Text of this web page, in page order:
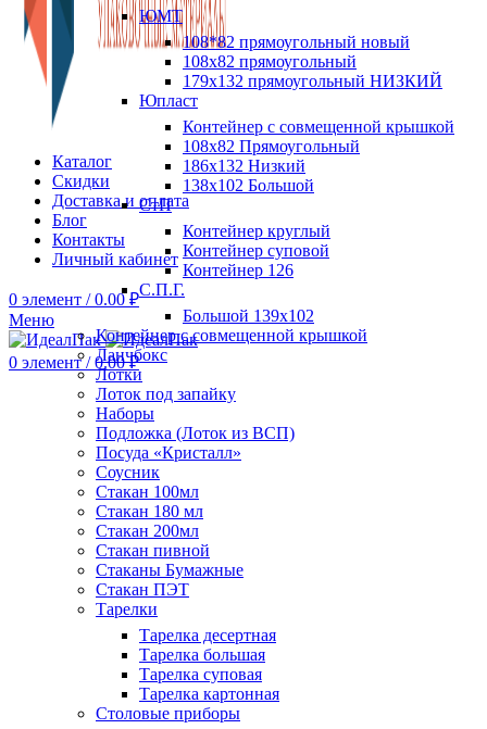
Каталог
Скидки
Доставка и оплата
Блог
Контакты
Личный кабинет
0 элемент / 0.00₽
Меню
0 элемент / 0.00₽
ЮМТ
108*82 прямоугольный новый
108х82 прямоугольный
179х132 прямоугольный НИЗКИЙ
Юпласт
Контейнер с совмещенной крышкой
108х82 Прямоугольный
186х132 Низкий
138х102 Большой
СтП
Контейнер круглый
Контейнер суповой
Контейнер 126
С.П.Г.
Большой 139х102
Контейнер с совмещенной крышкой
Ланчбокс
Лотки
Лоток под запайку
Наборы
Подложка (Лоток из ВСП)
Посуда «Кристалл»
Соусник
Стакан 100мл
Стакан 180 мл
Стакан 200мл
Стакан пивной
Стаканы Бумажные
Стакан ПЭТ
Тарелки
Тарелка десертная
Тарелка большая
Тарелка суповая
Тарелка картонная
Столовые приборы